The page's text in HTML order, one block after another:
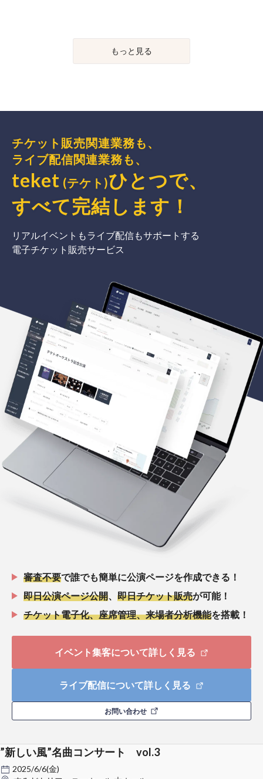
もっと見る
チケット販売関連業務も、
ライブ配信関連業務も、
teket (テケト)ひとつで、
すべて完結 します ！
リアルイベントもライブ配信もサポートする
電子チケット販売サービス
審査不要で誰でも簡単に公演ページを作成できる！
即日公演ページ公開
即日チケット販売が可能！
チケット電子化、座席管理、来場者分析機能を搭載！
イベント集客について詳しく見る
ライブ配信について詳しく見る
お問い合わせ
”新しい風”名曲コンサート vol.3
2025/6/6(金)